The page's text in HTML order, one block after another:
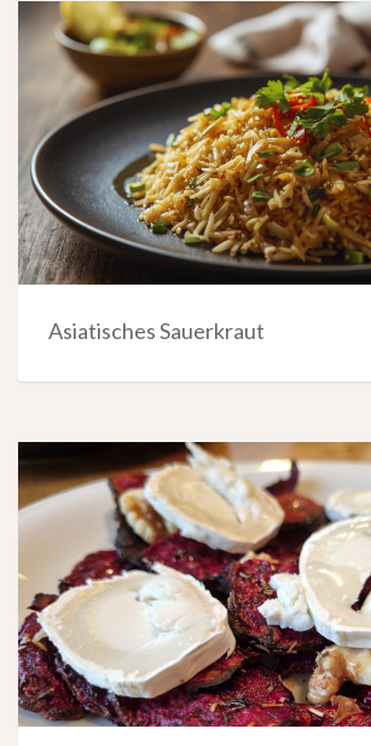
Asiatisches Sauerkraut